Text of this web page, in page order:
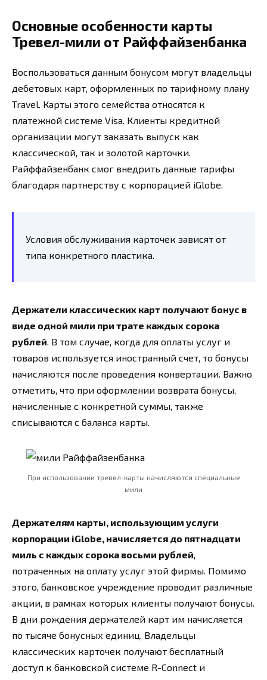
Основные особенности карты
Тревел-мили от Райффайзенбанка
Воспользоваться данным бонусом могут владельцы
дебетовых карт, оформленных по тарифному плану
Travel. Карты этого семейства относятся к
платежной системе Visa. Клиенты кредитной
организации могут заказать выпуск как
классической, так и золотой карточки.
Райффайзенбанк смог внедрить данные тарифы
благодаря партнерству с корпорацией iGlobe.
Условия обслуживания карточек зависят от
типа конкретного пластика.
Держатели классических карт получают бонус в
виде одной мили при трате каждых сорока
рублей. В том случае, когда для оплаты услуг и
товаров используется иностранный счет, то бонусы
начисляются после проведения конвертации. Важно
отметить, что при оформлении возврата бонусы,
начисленные с конкретной суммы, также
списываются с баланса карты.
При использовании тревел-карты начисляются специальные
мили
Держателям карты, использующим услуги
корпорации iGlobe, начисляется до пятнадцати
миль с каждых сорока восьми рублей
потраченных на оплату услуг этой фирмы. Помимо
этого, банковское учреждение проводит различные
акции, в рамках которых клиенты получают бонусы.
В дни рождения держателей карт им начисляется
по тысяче бонусных единиц. Владельцы
классических карточек получают бесплатный
доступ к банковской системе R-Connect и